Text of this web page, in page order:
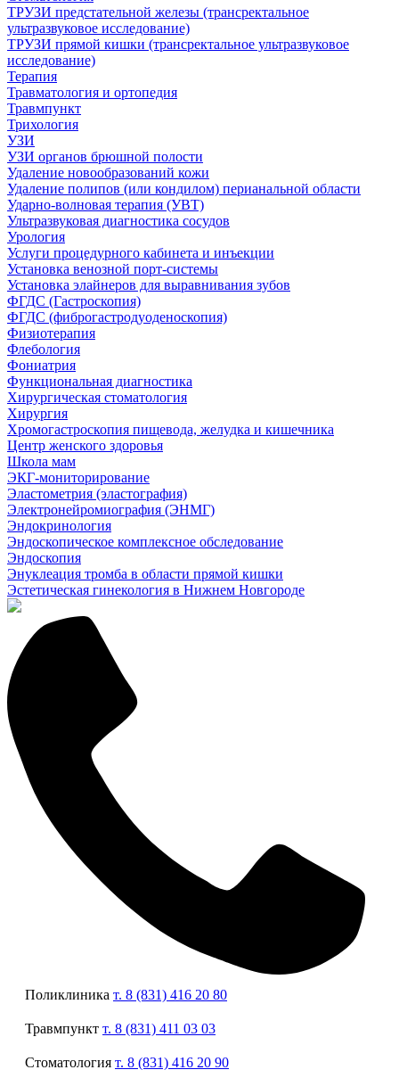
ТРУЗИ предстательной железы (трансректальное
ультразвуковое исследование)
ТРУЗИ прямой кишки (трансректальное ультразвуковое
исследование)
Терапия
Травматология и ортопедия
Травмпункт
Трихология
УЗИ
УЗИ органов брюшной полости
Удаление новообразований кожи
Удаление полипов (или кондилом) перианальной области
Ударно-волновая терапия (УВТ)
Ультразвуковая диагностика сосудов
Урология
Услуги процедурного кабинета и инъекции
Установка венозной порт-системы
Установка элайнеров для выравнивания зубов
ФГДС (Гастроскопия)
ФГДС (фиброгастродуоденоскопия)
Физиотерапия
Флебология
Фониатрия
Функциональная диагностика
Хирургическая стоматология
Хирургия
Хромогастроскопия пищевода, желудка и кишечника
Центр женского здоровья
Школа мам
ЭКГ-мониторирование
Эластометрия (эластография)
Электронейромиография (ЭНМГ)
Эндокринология
Эндоскопическое комплексное обследование
Эндоскопия
Энуклеация тромба в области прямой кишки
Эстетическая гинекология в Нижнем Новгороде
Поликлиника т. 8 (831) 416 20 80
Травмпункт т. 8 (831) 411 03 03
Стоматология т. 8 (831) 416 20 90